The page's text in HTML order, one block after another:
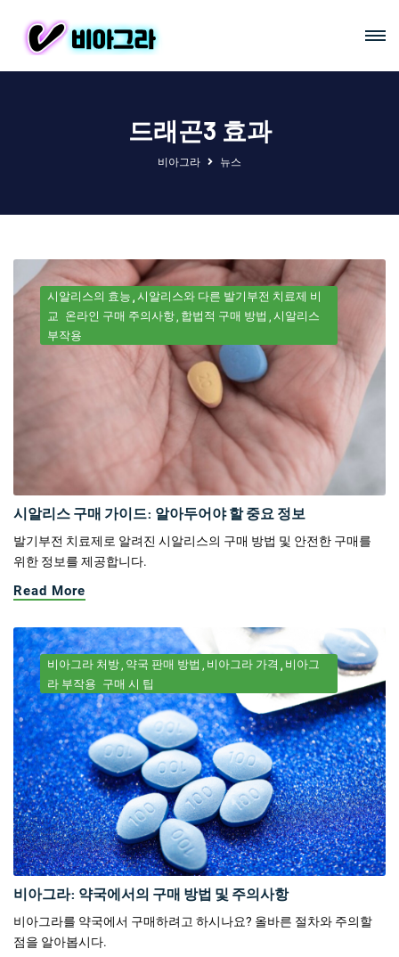
드래곤3 효과
비아그라 뉴스
시알리스의 효능 시알리스와 다른 발기부전 치료제 비
교 온라인 구매 주의사항 합법적 구매 방법 시알리스
부작용
시알리스 구매 가이드: 알아두어야 할 중요 정보
발기부전 치료제로 알려진 시알리스의 구매 방법 및 안전한 구매를
위한 정보를 제공합니다.
Read More
비아그라 처방 약국 판매 방법 비아그라 가격
비아그
라 부작용 구매 시 팁
비아그라: 약국에서의 구매 방법 및 주의사항
비아그라를 약국에서 구매하려고 하시나요? 올바른 절차와 주의할
점을 알아봅시다.